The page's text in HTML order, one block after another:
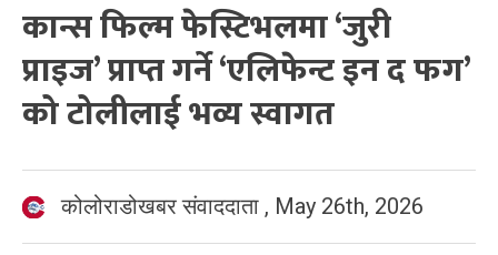
कान्स फिल्म फेस्टिभलमा ‘जुरी
प्राइज’ प्राप्त गर्ने ‘एलिफेन्ट इन द फग’
को टोलीलाई भव्य स्वागत
कोलोराडोखबर संवाददाता , May 26th, 2026